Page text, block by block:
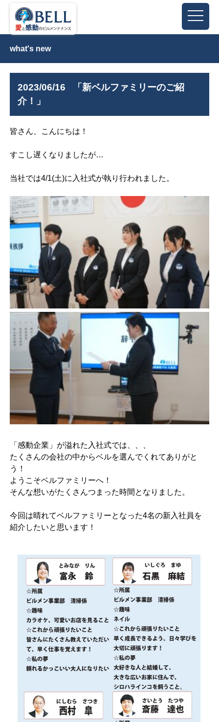
what's new
2023/06/16 「新ベルファミリーのご紹
介！」
皆さん、こんにちは！
すこし遅くなりましたが…
当社では4/1(土)に入社式が執り行われました。
「感動企業」が溢れた入社式では、、、
たくさんの会社の中からベルを選んでくれてありがと
う！
ようこそベルファミリーへ！
そんな想いがたくさんつまった時間となりました。
今回は晴れてベルファミリーとなった4名の新入社員を
紹介したいと思います！